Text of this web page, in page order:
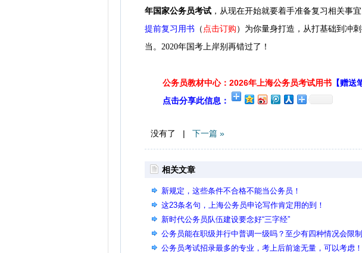
年国家公务员考试 ，从现在开始就要着手准备复习相关事
提前复习用书 （ 点击订购 ）为你量身打造，从打基础到冲
当。2020年国考上岸别再错过了！
公务员教材中心：2026年上海公务员考试用书 【赠送
点击分享此信息：
没有了 | 下一篇 »
相关文章
新规定，这些条件不合格不能当公务员！
这23条名句，上海公务员申论写作肯定用的到！
新时代公务员队伍建设要念好“三字经”
公务员能在职级并行中普调一级吗？至少有四种情况会限
晋升
公务员考试招录最多的专业，考上后前途无量，可以考虑！